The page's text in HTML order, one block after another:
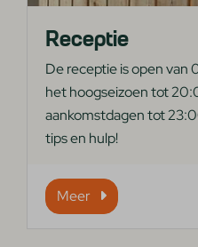
Receptie
De receptie is open van
het hoogseizoen tot
aankomstdagen tot
tips en hulp!
Meer